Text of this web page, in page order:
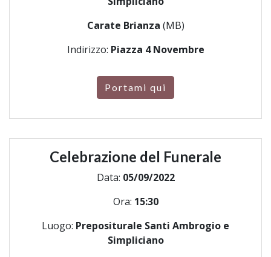
Carate Brianza (MB)
Indirizzo: Piazza 4 Novembre
Portami qui
Celebrazione del Funerale
Data: 05/09/2022
Ora: 15:30
Luogo: Prepositurale Santi Ambrogio e
Simpliciano